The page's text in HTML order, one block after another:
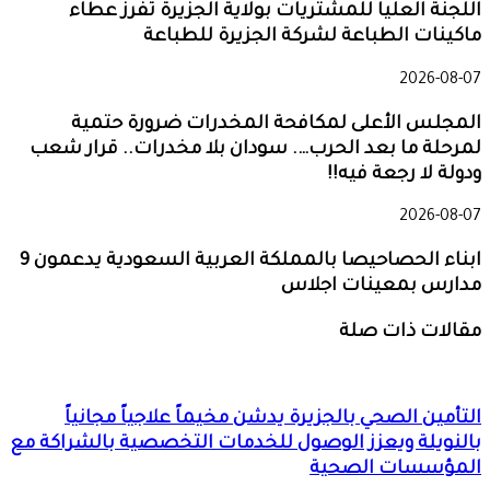
اللجنة العليا للمشتريات بولاية الجزيرة تفرز عطاء
ماكينات الطباعة لشركة الجزيرة للطباعة
2026-08-07
المجلس الأعلى لمكافحة المخدرات ضرورة حتمية
لمرحلة ما بعد الحرب…. سودان بلا مخدرات.. قرار شعب
ودولة لا رجعة فيه!!
2026-08-07
ابناء الحصاحيصا بالمملكة العربية السعودية يدعمون 9
مدارس بمعينات اجلاس
مقالات ذات صلة
التأمين الصحي بالجزيرة يدشن مخيماً علاجياً مجانياً
بالنويلة ويعزز الوصول للخدمات التخصصية بالشراكة مع
المؤسسات الصحية